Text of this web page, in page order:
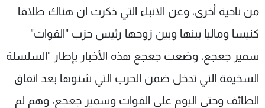
من ناحية أخرى، وعن الانباء التي ذكرت ان هناك طلاقا
كنيسا وماليا بينها وبين زوجها رئيس حزب "القوات"
سمير جعجع، وضعت جعجع هذه الأخبار بإطار "السلسلة
السخيفة التي تدخل ضمن الحرب التي شنوها بعد اتفاق
الطائف وحتى اليوم على القوات وسمير جعجع، وهم لم